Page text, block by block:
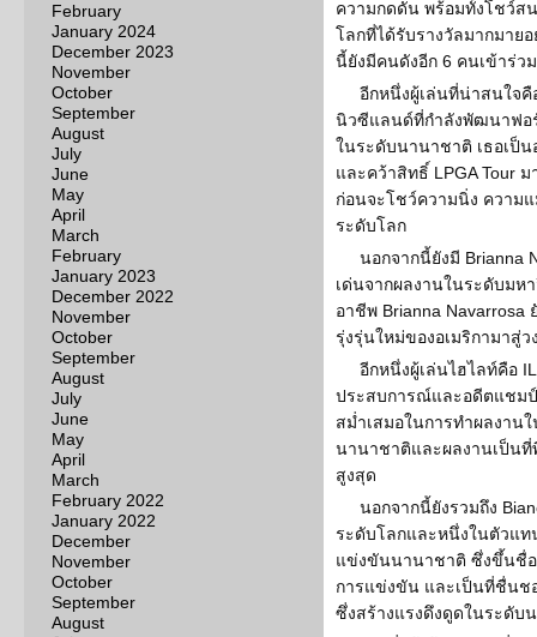
February
January 2024
December 2023
November
October
September
August
July
June
May
April
March
February
January 2023
December 2022
November
October
September
August
July
June
May
April
March
February 2022
January 2022
December
November
October
September
August
ความกดดัน พร้อมทั้งโชว์ส
โลกที่ได้รับรางวัลมากมาย
นี้ยังมีคนดังอีก 6 คนเข้าร่ว
อีกหนึ่งผู้เล่นที่น่าสนใจคื
นิวซีแลนด์ที่กำลังพัฒนาฟอร์
ในระดับนานาชาติ เธอเป็
และคว้าสิทธิ์ LPGA Tour ม
ก่อนจะโชว์ความนิ่ง ความ
ระดับโลก
นอกจากนี้ยังมี Brianna
เด่นจากผลงานในระดับมห
อาชีพ Brianna
รุ่งรุ่นใหม่ของอเมริกามาสู่
อีกหนึ่งผู้เล่นไฮไลท์คือ
ประสบการณ์และอดีตแชม
สม่ำเสมอในการทำผลงาน
นานาชาติและผลงานเป็น
สูงสุด
นอกจากนี้ยังรวมถึง
ระดับโลกและหนึ่งในตัวแ
แข่งขันนานาชาติ ซึ่งขึ้นชื่อ
การแข่งขัน และเป็นที่ชื่นช
ซึ่งสร้างแรงดึงดูดในระดั